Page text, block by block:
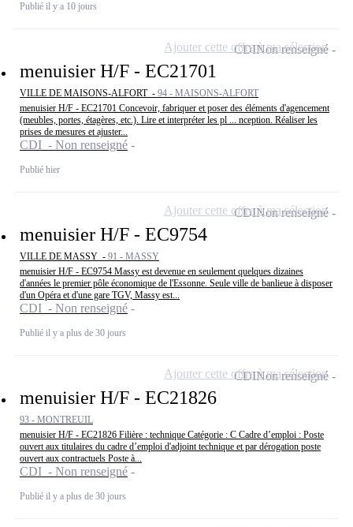
Publié il y a 10 jours
menuisier H/F - EC21701
VILLE DE MAISONS-ALFORT - 94 - MAISONS-ALFORT
menuisier H/F - EC21701 Concevoir, fabriquer et poser des éléments d'agencement
(meubles, portes, étagères, etc.). Lire et interpréter les pl ... nception. Réaliser les
prises de mesures et ajuster...
CDI - Non renseigné
Publié hier
CDINon renseigné
Ajouter cette offre à ma sélection
menuisier H/F - EC9754
VILLE DE MASSY - 91 - MASSY
menuisier H/F - EC9754 Massy est devenue en seulement quelques dizaines
d'années le premier pôle économique de l'Essonne. Seule ville de banlieue à disposer
d'un Opéra et d'une gare TGV, Massy est...
CDI - Non renseigné
Publié il y a plus de 30 jours
CDINon renseigné
Ajouter cette offre à ma sélection
menuisier H/F - EC21826
93 - MONTREUIL
menuisier H/F - EC21826 Filière : technique Catégorie : C Cadre d’emploi : Poste
ouvert aux titulaires du cadre d’emploi d'adjoint technique et par dérogation poste
ouvert aux contractuels Poste à...
CDI - Non renseigné
Publié il y a plus de 30 jours
CDINon renseigné
Ajouter cette offre à ma sélection